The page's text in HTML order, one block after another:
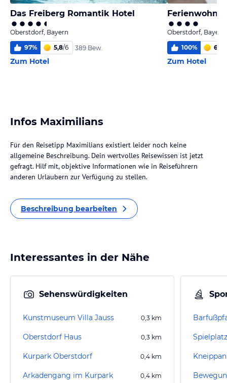
Das Freiberg Romantik Hotel
Oberstdorf, Bayern
97% 5,8/6 389 Bew.
Zum Hotel
Oberstdorf, Bayern
100% 6,0
Zum Hotel
Infos Maximilians
Für den Reisetipp Maximilians existiert leider noch keine
allgemeine Beschreibung. Dein wertvolles Reisewissen ist jetzt
gefragt. Hilf mit, objektive Informationen wie in Reiseführern
anderen Urlaubern zur Verfügung zu stellen.
Beschreibung bearbeiten
Interessantes in der Nähe
Sehenswürdigkeiten
Kunstmuseum Villa Jauss 0,3 km
Oberstdorf Haus 0,3 km
Kurpark Oberstdorf 0,4 km
Arkadengang im Kurpark 0,4 km